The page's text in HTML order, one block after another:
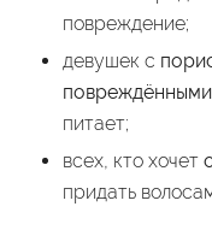
повреждение;
девушек с
питает;
всех, кто хочет
придать